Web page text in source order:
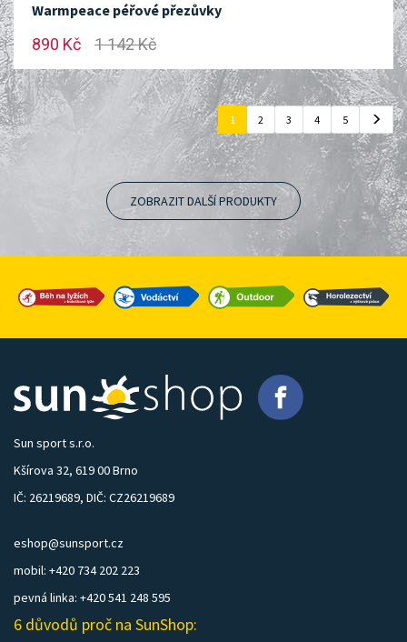
Warmpeace péřové přezůvky
890 Kč 1 142 Kč
1 2 3 4 5
ZOBRAZIT DALŠÍ PRODUKTY
Sun sport s.r.o.
Kšírova 32, 619 00 Brno
IČ: 26219689, DIČ: CZ26219689
eshop@sunsport.cz
mobil: +420 734 202 223
pevná linka: +420 541 248 595
6 důvodů proč na SunShop: